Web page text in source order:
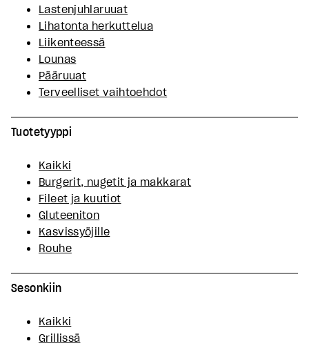
Lastenjuhlaruuat
Lihatonta herkuttelua
Liikenteessä
Lounas
Pääruuat
Terveelliset vaihtoehdot
Tuotetyyppi
Kaikki
Burgerit, nugetit ja makkarat
Fileet ja kuutiot
Gluteeniton
Kasvissyöjille
Rouhe
Sesonkiin
Kaikki
Grillissä